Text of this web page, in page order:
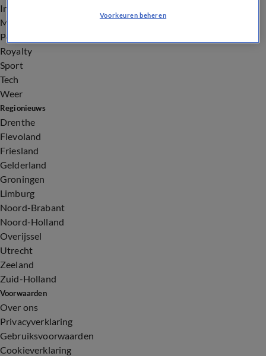
Infrastructuur
Milieu en Gezondheid
Politiek
Royalty
Sport
Tech
Weer
Regionieuws
Drenthe
Flevoland
Friesland
Gelderland
Groningen
Limburg
Noord-Brabant
Noord-Holland
Overijssel
Utrecht
Zeeland
Zuid-Holland
Voorwaarden
Over ons
Privacyverklaring
Gebruiksvoorwaarden
Cookieverklaring
Voorkeuren beheren